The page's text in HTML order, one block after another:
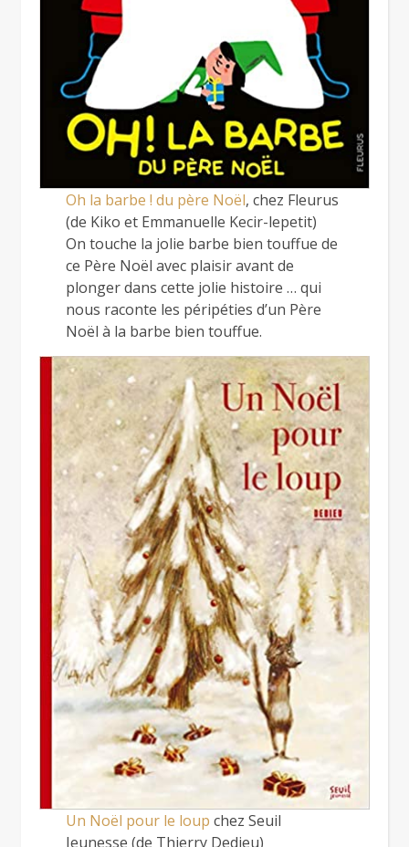
Oh la barbe ! du père Noël, chez Fleurus
(de Kiko et Emmanuelle Kecir-lepetit)
On touche la jolie barbe bien touffue de
ce Père Noël avec plaisir avant de
plonger dans cette jolie histoire … qui
nous raconte les péripéties d’un Père
Noël à la barbe bien touffue.
Un Noël pour le loup chez Seuil
Jeunesse (de Thierry Dedieu)